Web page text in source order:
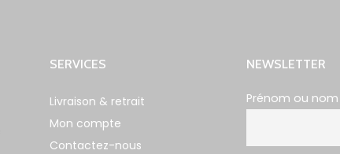
SERVICES
Livraison & retrait
Mon compte
Contactez-nous
NEWSLETTER
Prénom ou